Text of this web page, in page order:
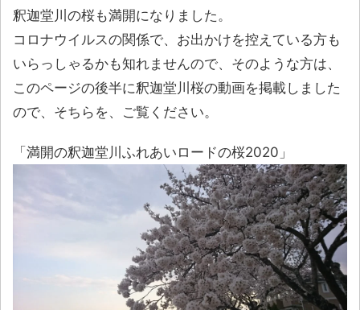
釈迦堂川の桜も満開になりました。
コロナウイルスの関係で、お出かけを控えている方も
いらっしゃるかも知れませんので、そのような方は、
このページの後半に釈迦堂川桜の動画を掲載しました
ので、そちらを、ご覧ください。
「満開の釈迦堂川ふれあいロードの桜2020」